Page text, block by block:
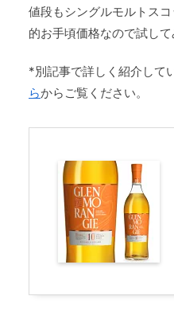
値段もシングルモルトス
的お手頃価格なので試して
*別記事で詳しく紹介して
らからご覧ください。